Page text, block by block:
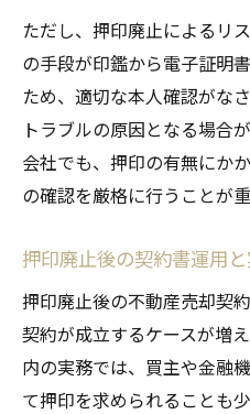
ただし、押印廃止によるリ
の手段が印鑑から電子証明
ため、適切な本人確認がな
トラブルの原因となる場合
会社でも、押印の有無にか
の確認を厳格に行うことが重
押印廃止後の契約書運用
押印廃止後の不動産売却契
契約が成立するケースが増
内の実務では、買主や金融
て押印を求められることも